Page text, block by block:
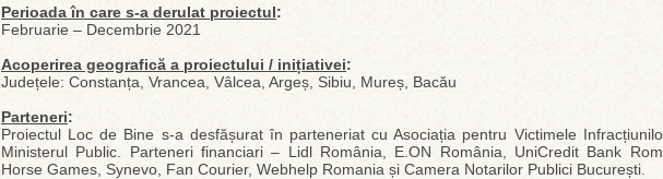
Perioada în care s-a derulat proiectul:
Februarie – Decembrie 2021
Acoperirea geografică a proiectului / inițiativei:
Județele: Constanța, Vrancea, Vâlcea, Argeș, Sibiu, Mureș, Bacău
Parteneri:
Proiectul Loc de Bine s-a desfășurat în parteneriat cu Asociația pentru Victimele
Ministerul Public. Parteneri financiari – Lidl România, E.ON România, UniCredit Bank
Horse Games, Synevo, Fan Courier, Webhelp Romania și Camera Notarilor Publici București.